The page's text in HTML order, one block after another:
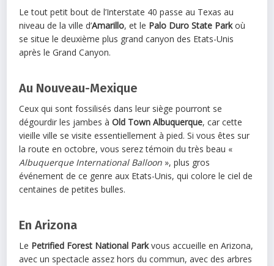
Le tout petit bout de l’Interstate 40 passe au Texas au
niveau de la ville d’Amarillo, et le Palo Duro State Parkoù
se situe le deuxième plus grand canyon des Etats-Unis
après le Grand Canyon.
Au Nouveau-Mexique
Ceux qui sont fossilisés dans leur siège pourront se
dégourdir les jambes àOld Town Albuquerque, car cette
vieille ville se visite essentiellement à pied. Si vous êtes sur
la route en octobre, vous serez témoin du très beau «
Albuquerque International Balloon », plus gros
événement de ce genre aux Etats-Unis, qui colore le ciel de
centaines de petites bulles.
En Arizona
Le Petrified Forest National Parkvous accueille en Arizona,
avec un spectacle assez hors du commun, avec des arbres